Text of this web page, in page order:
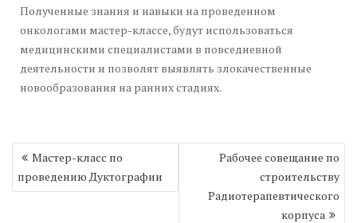
Полученные знания и навыки на проведенном
онкологами мастер-классе, будут использоваться
медицинскими специалистами в повседневной
деятельности и позволят выявлять злокачественные
новообразования на ранних стадиях.
Навигация
по
записям
Мастер-класс по
проведению Дуктографии
Рабочее совещание по
строительству
Радиотерапевтического
корпуса